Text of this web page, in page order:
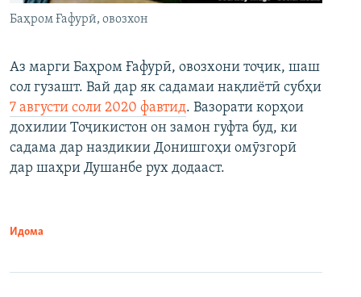
Баҳром Ғафурӣ, овозхон
Аз марги Баҳром Ғафурӣ, овозхони тоҷик, шаш
сол гузашт. Вай дар як садамаи нақлиётӣ субҳи
7 августи соли 2020 фавтид. Вазорати корҳои
дохилии Тоҷикистон он замон гуфта буд, ки
садама дар наздикии Донишгоҳи омӯзгорӣ
дар шаҳри Душанбе рух додааст.
Идома